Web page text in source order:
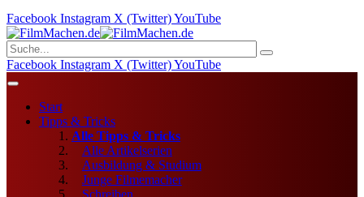
Facebook Instagram X (Twitter)YouTube
Facebook Instagram X (Twitter)YouTube
Start
Tipps & Tricks
Alle Tipps & Tricks
Alle Artikelserien
Ausbildung & Studium
Junge Filmemacher
Schreiben